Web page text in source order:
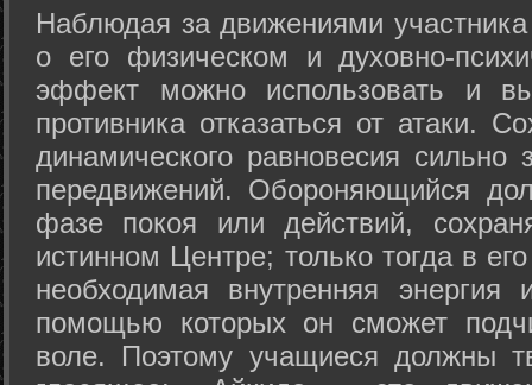
Hаблюдая за движениями
о его физическом и духовно-
эффект можно использовать и
противника отказаться от атаки.
динамического равновесия сильно
передвижений. Обороняющийся
фазе покоя или действий,
истинном Центре; только тогда в
необходимая внутренняя
помощью которых он сможет
воле. Поэтому учащиеся должны